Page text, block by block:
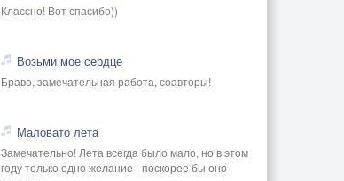
Классно! Вот спасибо))
Возьми мое сердце
Браво, замечательная работа, соавторы!
Маловато лета
Замечательно! Лета всегда было мало, но в этом
году только одно желание - поскорее бы оно